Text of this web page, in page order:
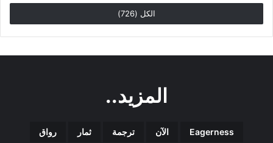
الكل (726)
المزيد..
Eagerness الآن ترجمة ثمار رواق